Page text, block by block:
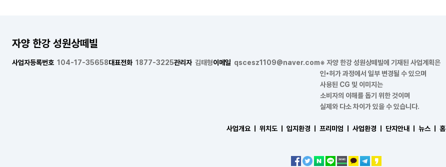
자양 한강 성원상떼빌
사업자등록번호 104-17-35658대표전화 1877-3225관리자 김태형이메일 qscesz1109@naver.com※ 자양 한강 성원상떼빌에 기재된 사업계획은
인•허가 과정에서 일부 변경될 수 있으며
사용된 CG 및 이미지는
소비자의 이해를 돕기 위한 것이며
실제와 다소 차이가 있을 수 있습니다.
사업개요 ㅣ 위치도 ㅣ 입지환경 ㅣ 프리미엄 ㅣ 사업환경 ㅣ 단지안내 ㅣ 뉴스 ㅣ 홈